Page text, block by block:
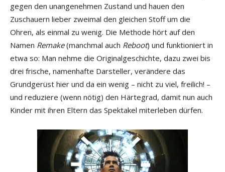
gegen den unangenehmen Zustand und hauen den
Zuschauern lieber zweimal den gleichen Stoff um die
Ohren, als einmal zu wenig. Die Methode hört auf den
Namen Remake(manchmal auch Reboot) und funktioniert in
etwa so: Man nehme die Originalgeschichte, dazu zwei bis
drei frische, namenhafte Darsteller, verändere das
Grundgerüst hier und da ein wenig – nicht zu viel, freilich! –
und reduziere (wenn nötig) den Härtegrad, damit nun auch
Kinder mit ihren Eltern das Spektakel miterleben dürfen.